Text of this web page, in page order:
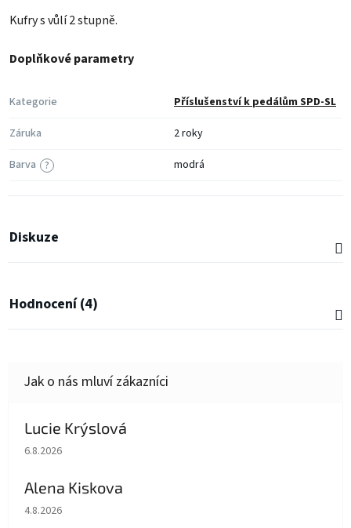
hvězdiček.
Kufry s vůlí 2 stupně.
Doplňkové parametry
Kategorie
Příslušenství k pedálům SPD-SL
Záruka
2 roky
?
Barva modrá
Diskuze
Hodnocení (4)
Lucie Krýslová
Hodnocení obchodu je 5 z 5 hvězdiček.
6.8.2026
Alena Kiskova
Hodnocení obchodu je 5 z 5 hvězdiček.
4.8.2026